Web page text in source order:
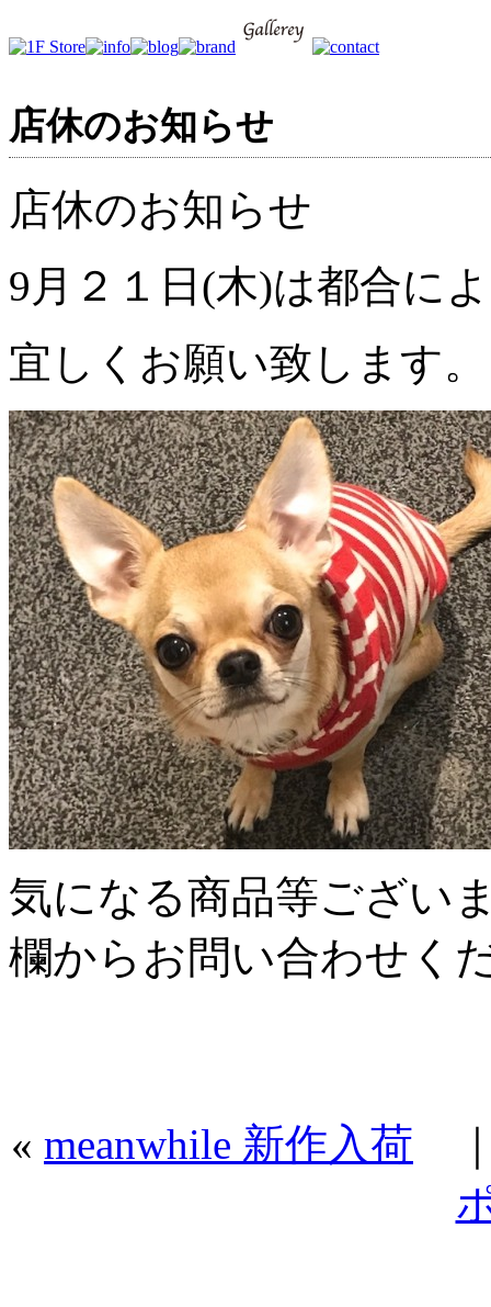
店休のお知らせ
店休のお知らせ
9月２１日(木)は都合に
宜しくお願い致します。
気になる商品等ござい
欄からお問い合わせく
« meanwhile 新作入荷